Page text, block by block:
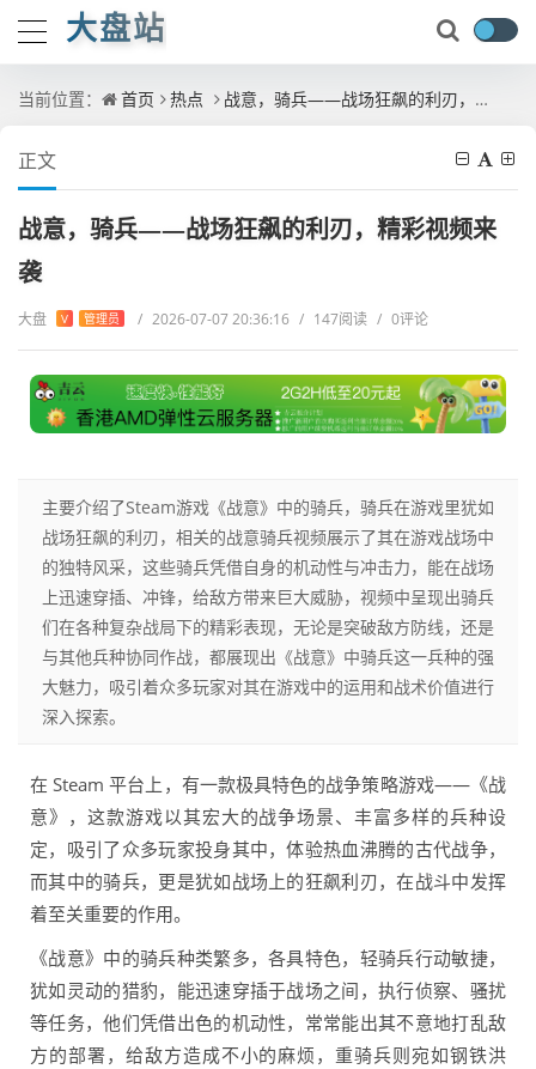
大盘站
当前位置： 首页 热点 战意，骑兵——战场狂飙的利刃，精彩视频来袭
正文
战意，骑兵——战场狂飙的利刃，精彩视频来
袭
大盘 V 管理员 / 2026-07-07 20:36:16 / 147阅读 / 0评论
主要介绍了Steam游戏《战意》中的骑兵，骑兵在游戏里犹如
战场狂飙的利刃，相关的战意骑兵视频展示了其在游戏战场中
的独特风采，这些骑兵凭借自身的机动性与冲击力，能在战场
上迅速穿插、冲锋，给敌方带来巨大威胁，视频中呈现出骑兵
们在各种复杂战局下的精彩表现，无论是突破敌方防线，还是
与其他兵种协同作战，都展现出《战意》中骑兵这一兵种的强
大魅力，吸引着众多玩家对其在游戏中的运用和战术价值进行
深入探索。
在 Steam 平台上，有一款极具特色的战争策略游戏——《战
意》，这款游戏以其宏大的战争场景、丰富多样的兵种设
定，吸引了众多玩家投身其中，体验热血沸腾的古代战争，
而其中的骑兵，更是犹如战场上的狂飙利刃，在战斗中发挥
着至关重要的作用。
《战意》中的骑兵种类繁多，各具特色，轻骑兵行动敏捷，
犹如灵动的猎豹，能迅速穿插于战场之间，执行侦察、骚扰
等任务，他们凭借出色的机动性，常常能出其不意地打乱敌
方的部署，给敌方造成不小的麻烦，重骑兵则宛如钢铁洪